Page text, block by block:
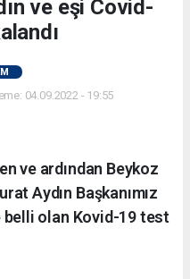
ve eşi Covid-
04.09.2022 - 19:55
ve ardından Beykoz
Aydın Başkanımız
olan Kovid-19 test